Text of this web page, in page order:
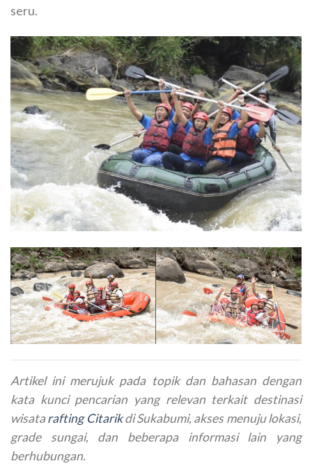
seru.
Artikel ini merujuk pada topik dan bahasan dengan
kata kunci pencarian yang relevan terkait destinasi
wisatarafting Citarikdi Sukabumi, akses menuju lokasi,
grade sungai, dan beberapa informasi lain yang
berhubungan.